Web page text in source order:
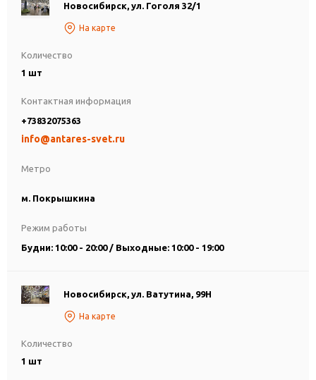
Новосибирск, ул. Гоголя 32/1
На карте
Количество
1 шт
Метро
м. Покрышкина
Контактная информация
+73832075363
info@antares-svet.ru
Режим работы
Будни: 10:00 - 20:00 / Выходные: 10:00 - 19:00
Новосибирск, ул. Ватутина, 99Н
На карте
Количество
1 шт